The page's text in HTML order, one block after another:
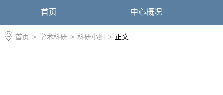
首页 中心概况
首页 > 学术科研 > 科研小组 > 正文